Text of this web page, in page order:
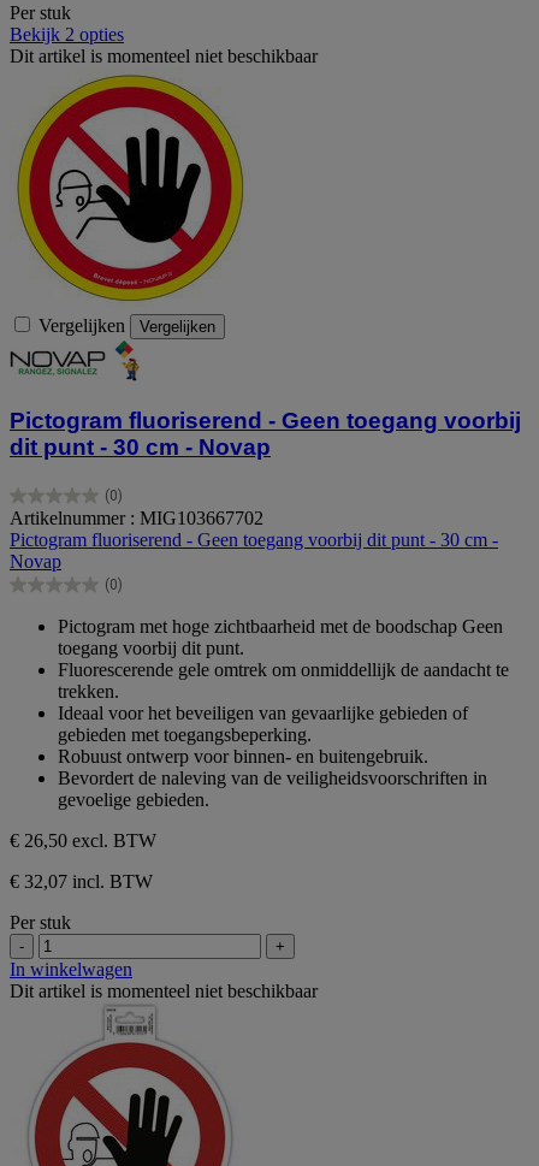
Per stuk
Bekijk 2 opties
Dit artikel is momenteel niet beschikbaar
Vergelijken Vergelijken
Pictogram fluoriserend - Geen toegang voorbij
dit punt - 30 cm - Novap
(0)
0.0
van
de
5
sterren.
Artikelnummer : MIG103667702
Pictogram fluoriserend - Geen toegang voorbij dit punt - 30 cm -
Novap
(0)
0.0
sterren.
Pictogram met hoge zichtbaarheid met de boodschap Geen
toegang voorbij dit punt.
Fluorescerende gele omtrek om onmiddellijk de aandacht te
trekken.
Ideaal voor het beveiligen van gevaarlijke gebieden of
gebieden met toegangsbeperking.
Robuust ontwerp voor binnen- en buitengebruik.
Bevordert de naleving van de veiligheidsvoorschriften in
gevoelige gebieden.
€ 26,50 excl. BTW
€ 32,07 incl. BTW
Per stuk
- +
In winkelwagen
Dit artikel is momenteel niet beschikbaar